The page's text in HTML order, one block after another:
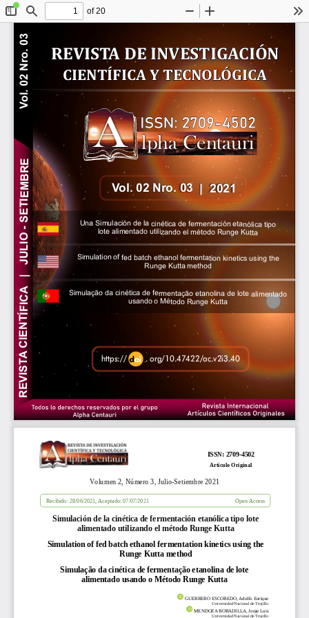
ToggleFind
of 20
Zoom
lpha Centauri
A
CIENTÍFICA Y TECNOLÓGICA
REVISTA DE INVESTIGACIÓN
REVIST
A
CIENTÍFICA
   |   JULIO - SETIEMBRE
V
ol. 02 Nro. 03
Vol. 02 Nro. 03  |  2021
Una Simulación de la cinética de fermentación etanólica tipo
lote alimentado utilizando el método Runge Kutta
Simulation of fed batch ethanol fermentation kinetics using the
Runge Kutta method
Simulação da cinética de fermentação etanolina de lote alimentado
usando o Método Runge Kutta
https://        . org/10.47422/ac.v2i3.40
Articulo Original
ISSN: 2709-4502
Volumen 2 , Número 3 Julio-Setiembre 2021
Simulación de la cinética de fermentación etanólica tipo lote
alimentado utilizando el método Runge Kutta
Simulation of fed batch ethanol fermentation kinetics using the
Runge Kutta method
Simulação da cinética de fermentação etanolina de lote
alimentado usando o Método Runge Kutta
GUERRERO ESCOBEDO, Adolfo Enrique
Universidad Nacional de Trujillo
MENDOZA BOBADILLA
Jorge Luis
Universidad Nacional de Trujillo
Recibido: 28/06/2021 , Aceptado: 07/07/2021 Open Access